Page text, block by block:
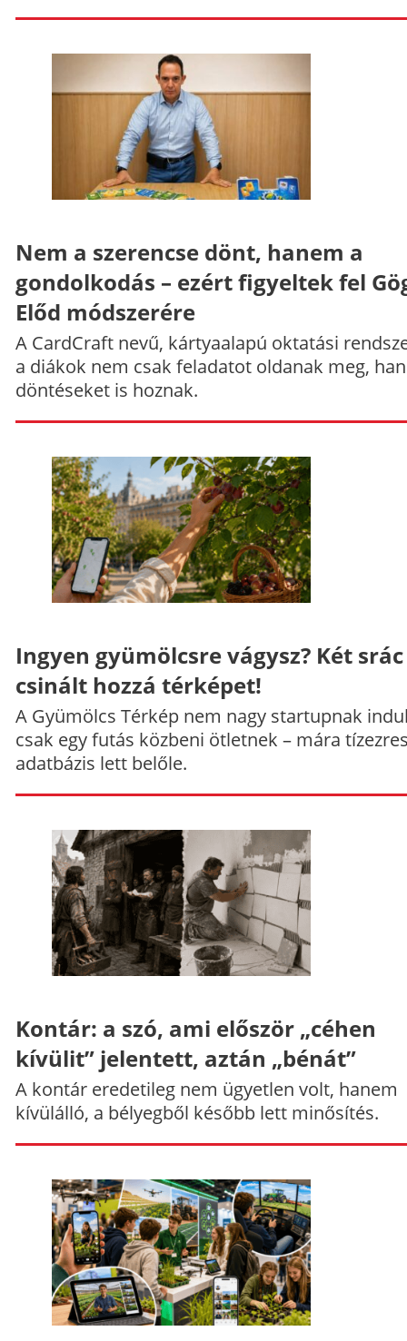
Nem a szerencse dönt, hanem a
gondolkodás – ezért figyeltek fel
Előd módszerére
A CardCraft nevű, kártyaalapú oktatási
a diákok nem csak feladatot oldanak meg,
döntéseket is hoznak.
Ingyen gyümölcsre vágysz? Két srác
csinált hozzá térképet!
A Gyümölcs Térkép nem nagy startupnak
csak egy futás közbeni ötletnek – mára
adatbázis lett belőle.
Kontár: a szó, ami először „céhen
kívülit” jelentett, aztán „bénát”
A kontár eredetileg nem ügyetlen volt, hanem
kívülálló, a bélyegből később lett minősítés.